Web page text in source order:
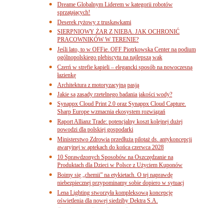
Dreame Globalnym Liderem w kategorii robotów
sprzątających!
Deserek ryżowy z truskawkami
SIERPNIOWY ŻAR Z NIEBA. JAK OCHRONIĆ
PRACOWNIKÓW W TERENIE?
Jeśli lato, to w OFFie. OFF Piotrkowska Center na podium
ogólnopolskiego plebiscytu na najlepszą wak
Czerń w strefie kąpieli – elegancki sposób na nowoczesną
łazienkę
Architektura z motoryzacyjną pasją
Jakie są zasady rzetelnego badania jakości wody?
Synappx Cloud Print 2.0 oraz Synappx Cloud Capture.
Sharp Europe wzmacnia ekosystem rozwiązań
Raport Allianz Trade: potencjalny koszt kolejnej dużej
powodzi dla polskiej gospodarki
Ministerstwo Zdrowia przedłuża pilotaż ds. antykoncepcji
awaryjnej w aptekach do końca czerwca 2028
10 Sprawdzonych Sposobów na Oszczędzanie na
Produktach dla Dzieci w Polsce z Użyciem Kuponów
Boimy się „chemii” na etykietach. O tej naprawdę
niebezpiecznej przypominamy sobie dopiero w sytuacj
Lena Lighting stworzyła kompleksową koncepcję
oświetlenia dla nowej siedziby Dektra S.A.